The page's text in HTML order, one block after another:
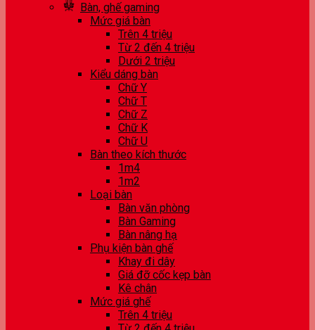
Bàn, ghế gaming
Mức giá bàn
Trên 4 triệu
Từ 2 đến 4 triệu
Dưới 2 triệu
Kiểu dáng bàn
Chữ Y
Chữ T
Chữ Z
Chữ K
Chữ U
Bàn theo kích thước
1m4
1m2
Loại bàn
Bàn văn phòng
Bàn Gaming
Bàn nâng hạ
Phụ kiện bàn ghế
Khay đi dây
Giá đỡ cốc kẹp bàn
Kê chân
Mức giá ghế
Trên 4 triệu